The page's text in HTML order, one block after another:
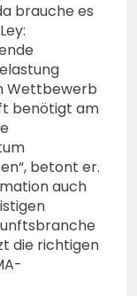
brauche es
Wettbewerb
benötigt am
betont er.
auch
die richtigen